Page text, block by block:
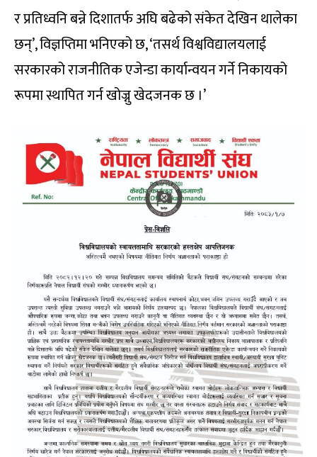
र प्रतिध्वनि बन्ने दिशातर्फ अघि बढेको संकेत देखिन थालेका
छन्’, विज्ञप्तिमा भनिएको छ, ‘तसर्थ विश्वविद्यालयलाई
सरकारको राजनीतिक एजेन्डा कार्यान्वयन गर्ने निकायको
रूपमा स्थापित गर्न खोज्नु खेदजनक छ ।’